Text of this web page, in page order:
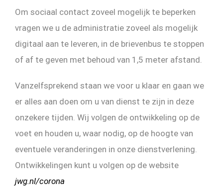
Om sociaal contact zoveel mogelijk te beperken
vragen we u de administratie zoveel als mogelijk
digitaal aan te leveren, in de brievenbus te stoppen
of af te geven met behoud van 1,5 meter afstand.
Vanzelfsprekend staan we voor u klaar en gaan we
er alles aan doen om u van dienst te zijn in deze
onzekere tijden. Wij volgen de ontwikkeling op de
voet en houden u, waar nodig, op de hoogte van
eventuele veranderingen in onze dienstverlening.
Ontwikkelingen kunt u volgen op de website
jwg.nl/corona